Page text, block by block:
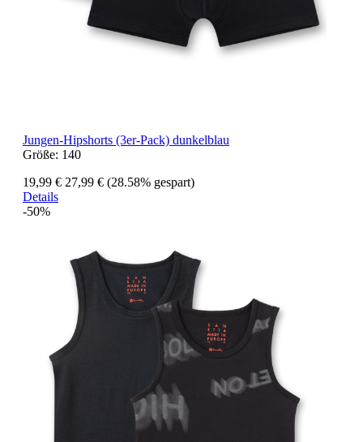
Jungen-Hipshorts (3er-Pack) dunkelblau
Größe: 140
19,99 € 27,99 € (28.58% gespart)
Details
-50%